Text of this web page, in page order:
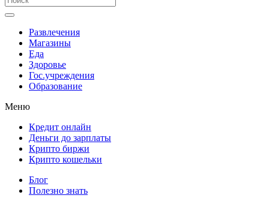
Развлечения
Магазины
Еда
Здоровье
Гос.учреждения
Образование
Меню
Кредит онлайн
Деньги до зарплаты
Крипто биржи
Крипто кошельки
Блог
Полезно знать